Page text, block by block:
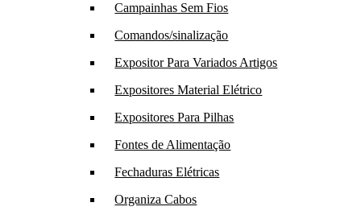
Campainhas Sem Fios
Comandos/sinalização
Expositor Para Variados Artigos
Expositores Material Elétrico
Expositores Para Pilhas
Fontes de Alimentação
Fechaduras Elétricas
Organiza Cabos